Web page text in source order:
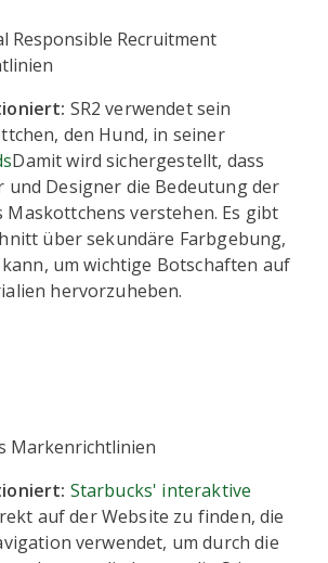
SR2 verwendet sein
den Hund, in seiner
Damit wird sichergestellt, dass
und Designer die Bedeutung der
Maskottchens verstehen. Es gibt
über sekundäre Farbgebung,
um wichtige Botschaften auf
hervorzuheben.
Starbucks' interaktive
auf der Website zu finden, die
verwendet, um durch die